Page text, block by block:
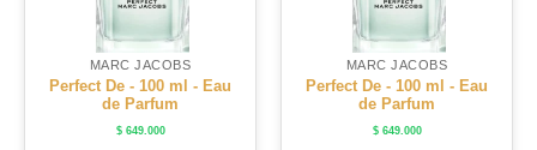
MARC JACOBS
Perfect De - 100 ml - Eau
de Parfum
$649.000
MARC JACOBS
Perfect De - 100 ml - Eau
de Parfum
$649.000